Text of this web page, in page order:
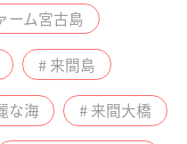
ーム宮古島
# 来間島
な海 # 来間大橋